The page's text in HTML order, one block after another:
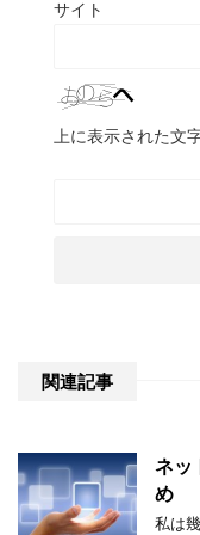
サイト
上に表示された文
関連記事
ネッ
め
私は